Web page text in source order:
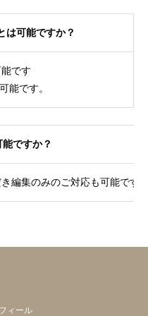
は可能ですか？
です
能です。
ですか？
編集のみのご対応も可能です
ィール